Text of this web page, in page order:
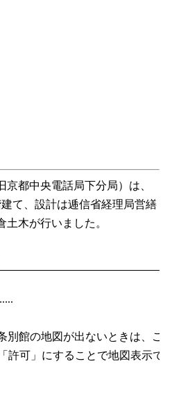
都中央電話局下分局）は、
て、設計は逓信省経理局営繕
木が行いました。
別館の地図が出ないときは、ご
許可」にすることで地図表示で